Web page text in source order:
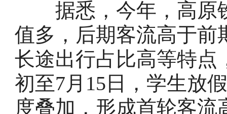
据悉，今年，高原
值多，后期客流高于前
长途出行占比高等特点
初至7月15日，学生放
度叠加，形成首轮客流